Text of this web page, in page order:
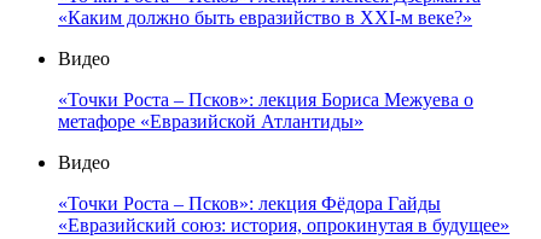
«Каким должно быть евразийство в XXI-м веке?»
Видео
«Точки Роста – Псков»: лекция Бориса Межуева о
метафоре «Евразийской Атлантиды»
Видео
«Точки Роста – Псков»: лекция Фёдора Гайды
«Евразийский союз: история, опрокинутая в будущее»